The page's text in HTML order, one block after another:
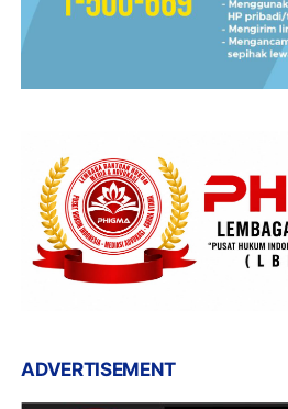
ADVERTISEMENT